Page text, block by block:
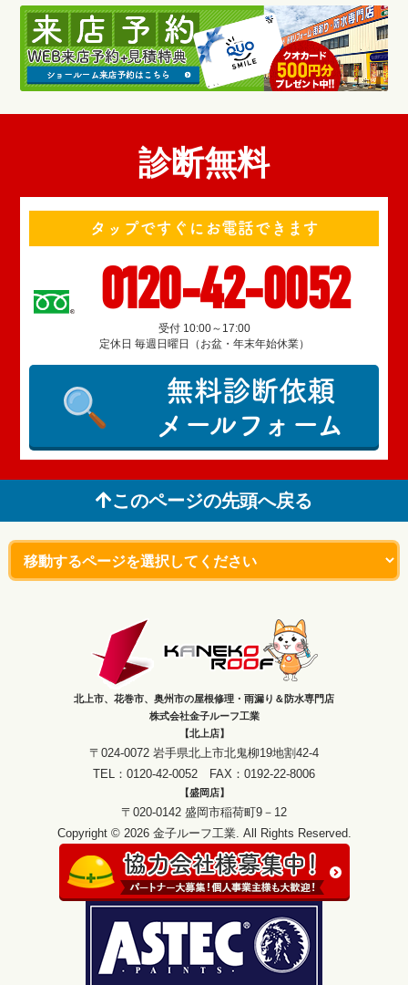
診断無料
タップですぐにお電話できます
0120-42-0052
受付 10:00～17:00
定休日 毎週日曜日（お盆・年末年始休業）
無料診断依頼
メールフォーム
このページの先頭へ戻る
北上市、花巻市、奥州市の屋根修理・雨漏り＆防水専門店
株式会社金子ルーフ工業
【北上店】
〒024-0072 岩手県北上市北鬼柳19地割42-4
TEL：0120-42-0052 FAX：0192-22-8006
【盛岡店】
〒020-0142 盛岡市稲荷町9－12
Copyright © 2026 金子ルーフ工業. All Rights Reserved.